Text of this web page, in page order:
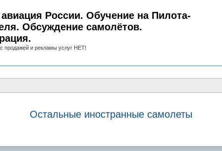
России. Обучение на Пилота-
Обсуждение самолётов.
продажей и рекламы услуг НЕТ!
Остальные иностранные самолеты